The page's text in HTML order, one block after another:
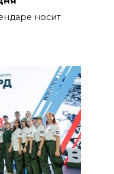
носит